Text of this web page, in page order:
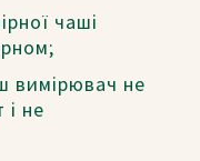
чаші
вимірювач не
і не